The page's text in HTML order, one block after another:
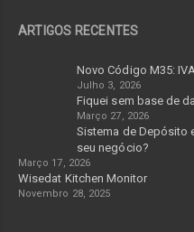
ARTIGOS RECENTES
Novo Código M35:
Julho 3, 2026
Fiquei sem base de
Março 27, 2026
Sistema de Depósito
seu negócio?
Março 17, 2026
Wisedat Kitchen Monitor
Novembro 28, 2025